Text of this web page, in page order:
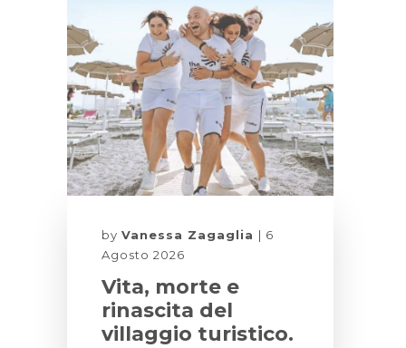
byVanessa Zagaglia
6
Agosto 2026
Vita, morte e
rinascita del
villaggio turistico.